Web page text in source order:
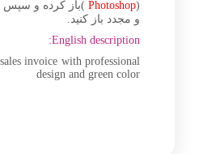
(
Photoshop )باز کرده و سپس
و مجدد باز کنید.
English description:
invoice with professional
design and green color